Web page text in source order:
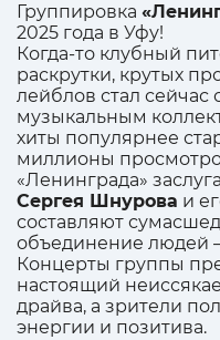
Группировка
2025 года в Уфу!
Когда-то клубный
раскрутки, крутых
лейблов стал
музыкальным
хиты популярнее
миллионы
«Ленинграда»
Сергея Шнурова и
составляют
объединение людей
Концерты группы
настоящий
драйва, а зрители
энергии и позитива.